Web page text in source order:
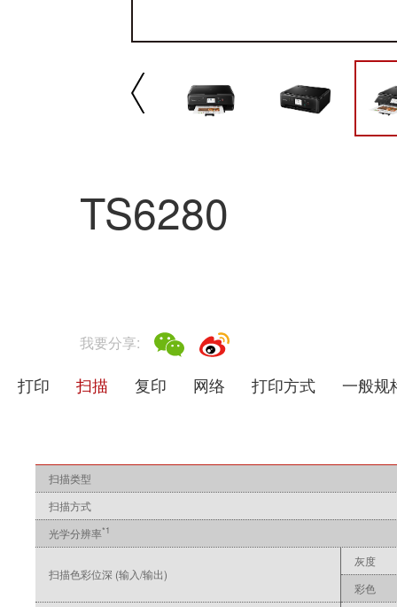
TS6280
我要分享:
打印 扫描 复印 网络 打印方式 一般规
扫描类型
扫描方式
光学分辨率*1
扫描色彩位深 (输入/输出)
灰度
彩色